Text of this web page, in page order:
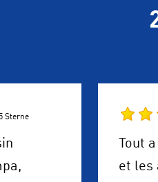
Sterne
Tout
et les